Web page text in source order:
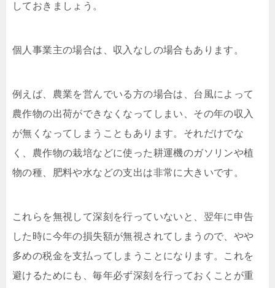
しておきましょう。
個人事業主の場合は、収入なしの場合もあります。
例えば、農業を営んでいる方の場合は、台風によって
農作物の出荷ができなくなってしまい、その年の収入
が無くなってしまうこともあります。それだけでな
く、農作物の栽培などに使った耕運機のガソリンや植
物の種、肥料や水などの支出は非常に大きいです。
これらを無視して深刻を行っていないと、翌年に申告
した時に今年の損失額が無視されてしまうので、やや
多めの税金を支払ってしまうことになります。これを
避けるためにも、毎年必ず深刻を行っておくことが重